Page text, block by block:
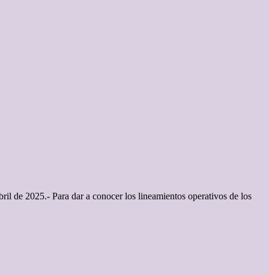
de 2025.- Para dar a conocer los lineamientos operativos de los